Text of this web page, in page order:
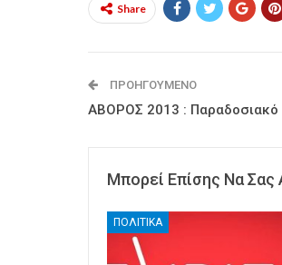
Share
ΠΡΟΗΓΟΎΜΕΝΟ
ΑΒΟΡΟΣ 2013 : Παραδοσιακό
Μπορεί Επίσης Να Σας
ΠΟΛΙΤΙΚΑ